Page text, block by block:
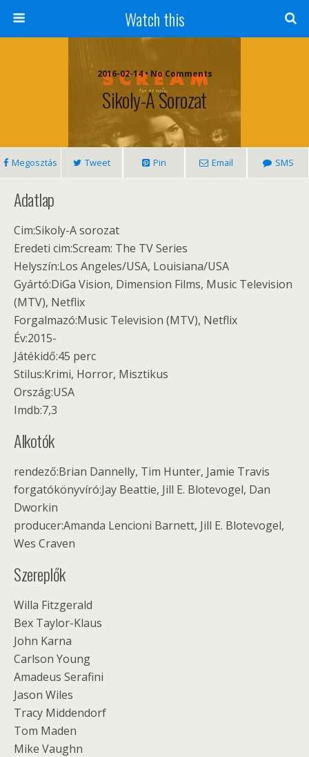
Watch this
2016-02-14 • No Comments
Sikoly-A Sorozat
Megosztás Tweet Pin Email SMS
Adatlap
Cim:Sikoly-A sorozat
Eredeti cim:Scream: The TV Series
Helyszín:Los Angeles/USA, Louisiana/USA
Gyártó:DiGa Vision, Dimension Films, Music Television
(MTV), Netflix
Forgalmazó:Music Television (MTV), Netflix
Év:2015-
Játékidő:45 perc
Stilus:Krimi, Horror, Misztikus
Ország:USA
Imdb:7,3
Alkotók
rendező:Brian Dannelly, Tim Hunter, Jamie Travis
forgatókönyvíró:Jay Beattie, Jill E. Blotevogel, Dan
Dworkin
producer:Amanda Lencioni Barnett, Jill E. Blotevogel,
Wes Craven
Szereplők
Willa Fitzgerald
Bex Taylor-Klaus
John Karna
Carlson Young
Amadeus Serafini
Jason Wiles
Tracy Middendorf
Tom Maden
Mike Vaughn